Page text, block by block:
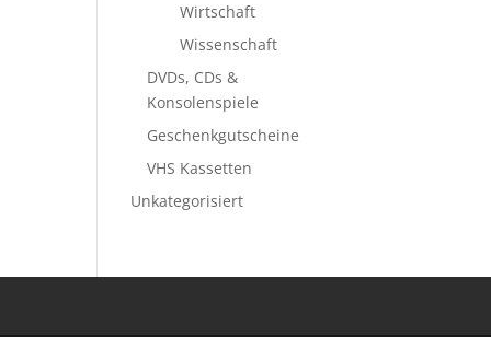
Wirtschaft
Wissenschaft
DVDs, CDs &
Konsolenspiele
Geschenkgutscheine
VHS Kassetten
Unkategorisiert